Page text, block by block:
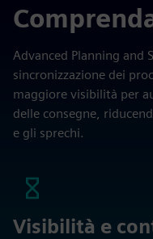
Advanced Planning and
sincronizzazione dei
maggiore visibilità per
delle consegne,
e gli sprechi.
Visibilità e